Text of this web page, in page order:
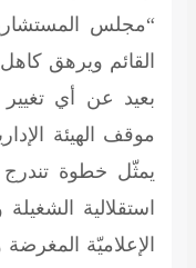
“مجلس
القائم ويرهق
بعيد عن أي
موقف الهيئة
يمثّل خطوة
الإعلاميّة